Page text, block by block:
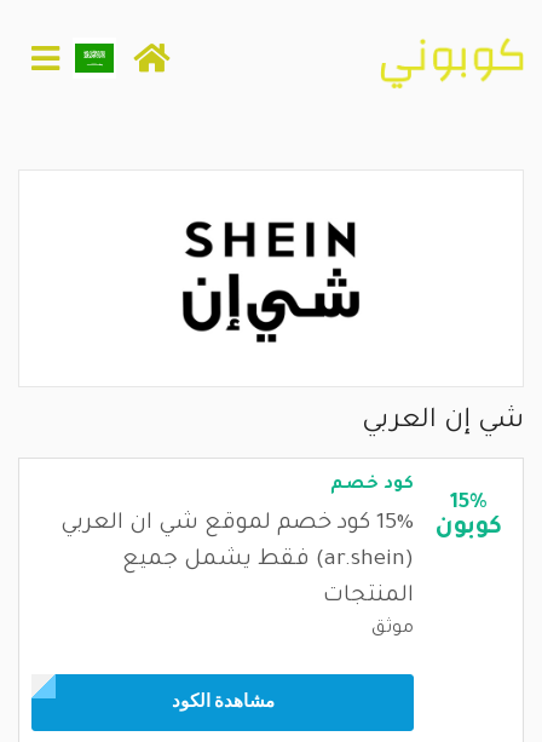
شي إن العربي
15%
كوبون
كود خصم
15% كود خصم لموقع شي ان العربي
(ar.shein) فقط يشمل جميع
المنتجات
موثق
مشاهدة الكود